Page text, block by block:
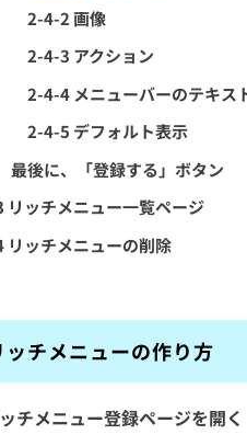
2-4-2 画像
2-4-3 アクション
2-4-4 メニューバーのテキス
2-4-5 デフォルト表示
最後に、「登録する」ボタン
リッチメニュー一覧ページ
リッチメニューの削除
ッチメニューの作り方
チメニュー登録ページを開く